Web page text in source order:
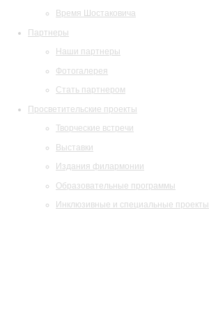
Время Шостаковича
Партнеры
Наши партнеры
Фотогалерея
Стать партнером
Просветительские проекты
Творческие встречи
Выставки
Издания филармонии
Образовательные программы
Инклюзивные и специальные проекты